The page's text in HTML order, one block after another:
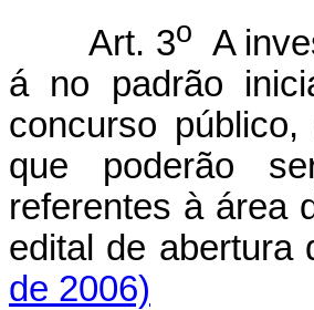
Art. 3o A
á no padrão
concurso
que poderão
referentes à área
edital de abertura
de 2006)